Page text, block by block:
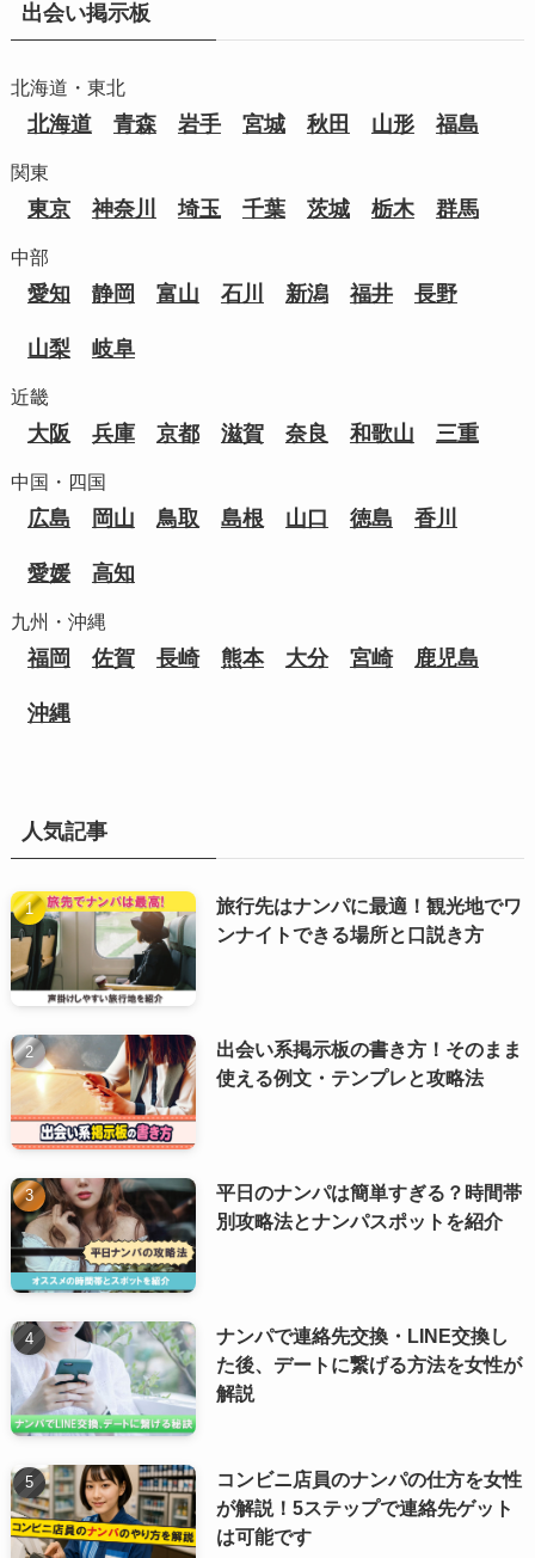
出会い掲示板
北海道・東北
北海道 青森 岩手 宮城 秋田 山形 福島
関東
東京 神奈川 埼玉 千葉 茨城 栃木 群馬
中部
愛知 静岡 富山 石川 新潟 福井 長野
山梨 岐阜
近畿
大阪 兵庫 京都 滋賀 奈良 和歌山 三重
中国・四国
広島 岡山 鳥取 島根 山口 徳島 香川
愛媛 高知
九州・沖縄
福岡 佐賀 長崎 熊本 大分 宮崎 鹿児島
沖縄
人気記事
旅行先はナンパに最適！観光地でワ
ンナイトできる場所と口説き方
出会い系掲示板の書き方！そのまま
使える例文・テンプレと攻略法
平日のナンパは簡単すぎる？時間帯
別攻略法とナンパスポットを紹介
ナンパで連絡先交換・LINE交換し
た後、デートに繋げる方法を女性が
解説
コンビニ店員のナンパの仕方を女性
が解説！5ステップで連絡先ゲット
は可能です